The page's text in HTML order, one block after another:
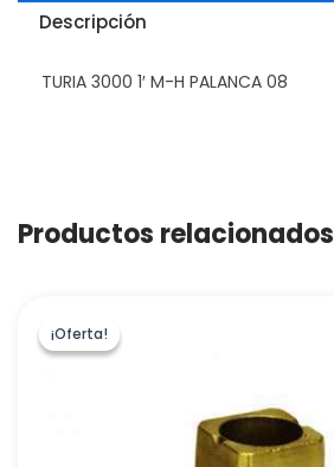
Descripción
TURIA 3000 1′ M-H PALANCA 08
Productos relacionados
¡Oferta!
¡Oferta!